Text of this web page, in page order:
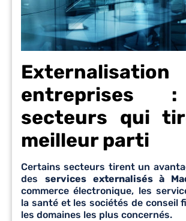
entreprises
secteurs qui
meilleur parti
Certains secteurs tirent un
des services externalisés à
commerce électronique, les
la santé et les sociétés de conseil
les domaines les plus concernés.